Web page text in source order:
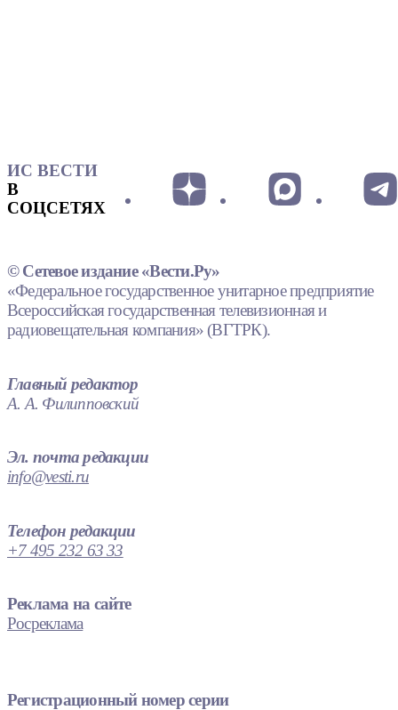
ИС ВЕСТИ
В
СОЦСЕТЯХ
© Сетевое издание «Вести.Ру»
«Федеральное государственное унитарное предприятие
Всероссийская государственная телевизионная и
радиовещательная компания» (ВГТРК).
Главный редактор
А. А. Филипповский
Эл. почта редакции
info@vesti.ru
Телефон редакции
+7 495 232 63 33
Реклама на сайте
Росреклама
Регистрационный номер серии